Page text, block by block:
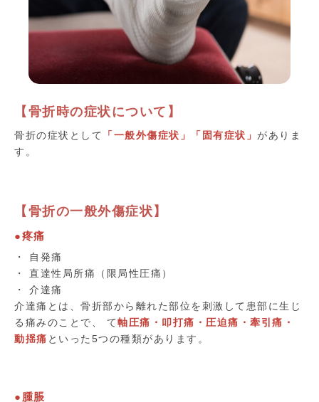
【骨折時の症状について】
骨折の症状として 「一般外傷症状」「固有症状」 がありま
す。
【骨折の一般外傷症状】
●疼痛
・ 自発痛
・ 直達性局所痛（限局性圧痛）
・ 介達痛
介達痛とは、骨折部から離れた部位を刺激して患部に生じ
る痛みのことで、 て軸圧痛・叩打痛・圧迫痛・牽引痛・
動揺痛 といった5つの種類があります。
●腫脹